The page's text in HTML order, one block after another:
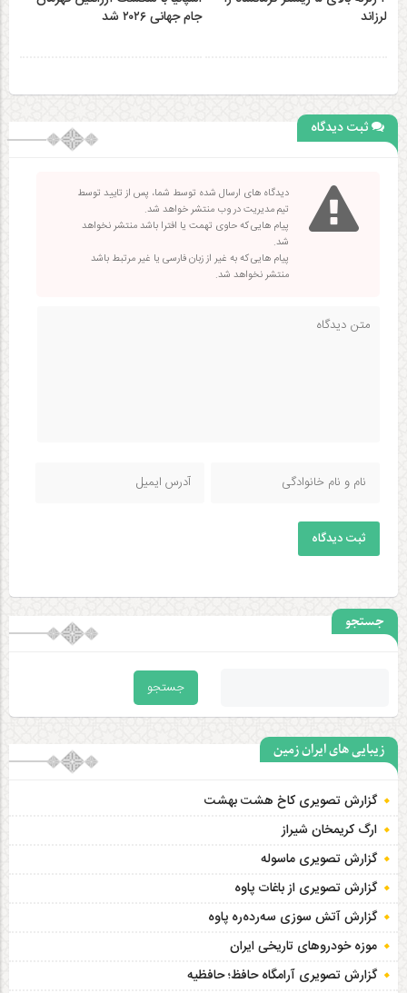
وزارت اوقاف فلسطین
پاوه ملقب به شهر هزار ماسوله
۲ زلزله‌ بالای ۵ ریشتر کرمانشاه را لرزاند
شد
سپاه: محل استقرار جنگنده‌های آمریکایی منهدم شد
تکذیب وقوع انفجار در عسلویه
وزیر رفاه خبر داد
ویزیت رایگان ۳ قشر
یروگاه جدید پالایشگاه تهران به کمک برق پایتخت
آمد
حمله ایران به ۱۸ هدف ارتش شرور آمریکا